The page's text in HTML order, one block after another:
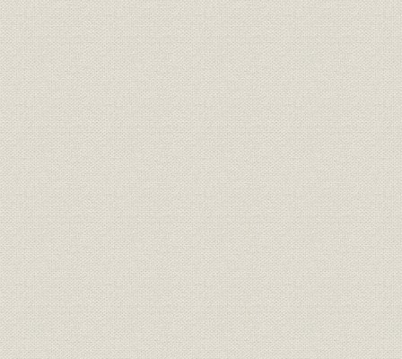
市場;経営 大邱府鉄道線路図 明治40年頃
催し
京釜鉄道開通式、同余興(古市総
裁の演舞)
明治38年5
催し
京釜鉄道開通祝賀会(草梁に於
て)
明治38年5
催し 京仁鉄道第一次起工式 明治30年3
市場;経営 仁川府内鉄道略図
経営
前島密男爵手翰(仏国シンジケー
トの京仁鉄道買収問題)
明治31年3
京仁鉄道建設工区略図
催し 第二次京仁鉄道起工式 明治32年4
施設;催し
京仁鉄道開通当時の永登浦駅、
京仁鉄道仁川・鷺梁津間開通式
明治32年9
月